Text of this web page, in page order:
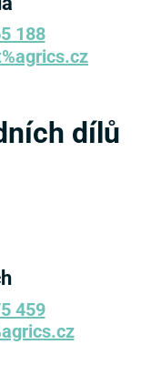
188
dílů
459